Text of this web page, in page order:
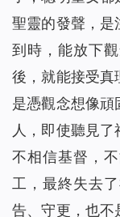
聖靈的發聲，是
到時，能放下
後，就能接受真
是憑觀念想像頑
人，即使聽見了
不相信基督，
工，最終失去
告、守更，也不